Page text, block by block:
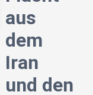
aus
dem
Iran
und den